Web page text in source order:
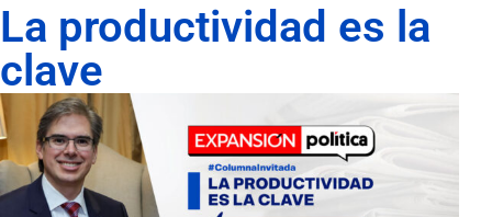
La productividad es la
clave